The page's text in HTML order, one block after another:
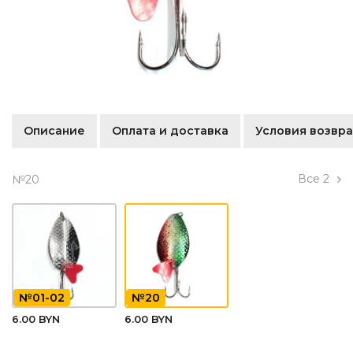
Описание Оплата и доставка Условия
№20 Все 2
№01-02
6.00 BYN
№20
6.00 BYN